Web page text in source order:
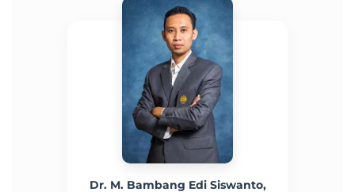
Dr. M. Bambang Edi Siswanto,